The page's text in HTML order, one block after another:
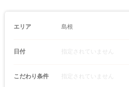
エリア 島根
日付 指定されていません
こだわり条件 指定されていません